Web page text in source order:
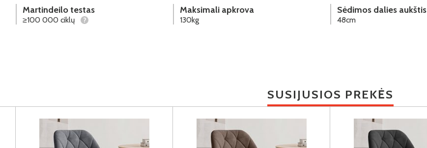
Martindeilo testas
≥100 000 ciklų ?
Maksimali apkrova
130kg
Sėdimos dalies aukštis
48cm
SUSIJUSIOS PREKĖS